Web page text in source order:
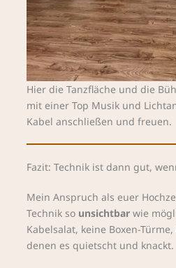
Hier die Tanzfläche und die
mit einer Top Musik und
Kabel anschließen und freuen.
Fazit: Technik ist dann gut,
Mein Anspruch als euer
Technik so unsichtbarwie
Kabelsalat, keine Boxen-
denen es quietscht und knackt.